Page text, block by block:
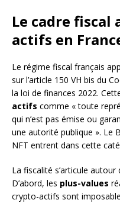
Le cadre fiscal
actifs en
Le régime fiscal français
sur l’article 150 VH bis du
la loi de finances 2022.
actifs comme « toute
qui n’est pas émise ou
une autorité publique ». Le
NFT entrent dans cette
La fiscalité s’articule
D’abord, les plus-values
crypto-actifs sont